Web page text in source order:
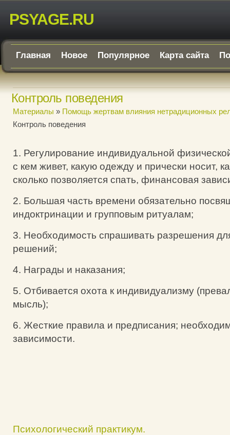
PSYAGE.RU
Главная Новое Популярное Карта сайта
Контроль поведения
Материалы » Помощь жертвам влияния нетрадиционных
Контроль поведения
1. Регулирование индивидуальной
с кем живет, какую одежду и прически носит,
сколько позволяется спать, финансовая
2. Большая часть времени обязательно
индоктринации и групповым ритуалам;
3. Необходимость спрашивать разрешения
решений;
4. Награды и наказания;
5. Отбивается охота к индивидуализму
мысль);
6. Жесткие правила и предписания;
зависимости.
Психологический практикум.